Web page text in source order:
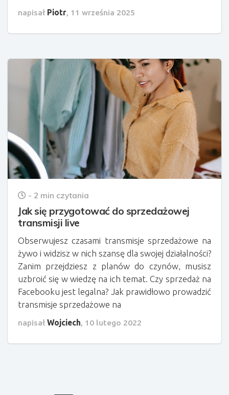
napisał Piotr, 11 września 2025
- 2 min czytania
Jak się przygotować do sprzedażowej
transmisji live
Obserwujesz czasami transmisje sprzedażowe na
żywo i widzisz w nich szansę dla swojej działalności?
Zanim przejdziesz z planów do czynów, musisz
uzbroić się w wiedzę na ich temat. Czy sprzedaż na
Facebooku jest legalna? Jak prawidłowo prowadzić
transmisje sprzedażowe na
napisał Wojciech, 10 lutego 2022